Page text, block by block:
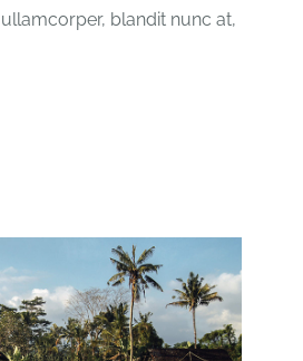
blandit nunc at,